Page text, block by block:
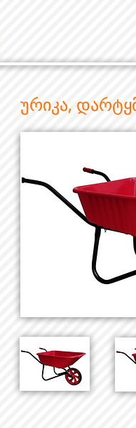
ურიკა,